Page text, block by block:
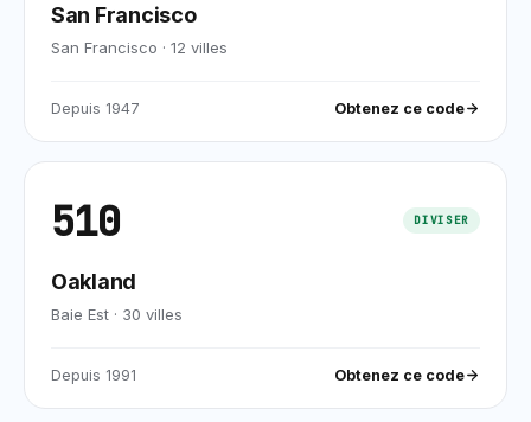
San Francisco
San Francisco · 12 villes
Depuis 1947 Obtenez ce code
510 DIVISER
Oakland
Baie Est · 30 villes
Depuis 1991 Obtenez ce code